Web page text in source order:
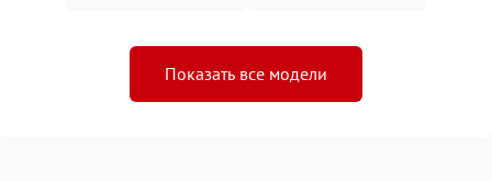
Показать все модели